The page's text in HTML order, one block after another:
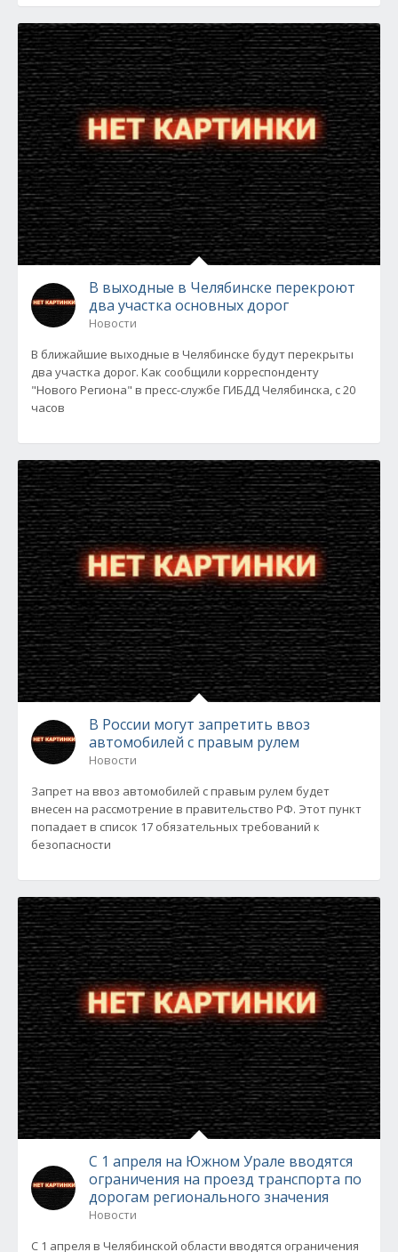
В выходные в Челябинске перекроют
два участка основных дорог
Новости
В ближайшие выходные в Челябинске будут перекрыты
два участка дорог. Как сообщили корреспонденту
"Нового Региона" в пресс-службе ГИБДД Челябинска, с 20
часов
В России могут запретить ввоз
автомобилей с правым рулем
Новости
Запрет на ввоз автомобилей с правым рулем будет
внесен на рассмотрение в правительство РФ. Этот пункт
попадает в список 17 обязательных требований к
безопасности
С 1 апреля на Южном Урале вводятся
ограничения на проезд транспорта по
дорогам регионального значения
Новости
С 1 апреля в Челябинской области вводятся ограничения